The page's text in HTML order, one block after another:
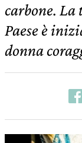
carbone. La
Paese è
donna